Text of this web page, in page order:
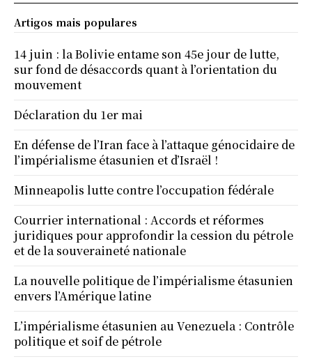
Artigos mais populares
14 juin : la Bolivie entame son 45e jour de lutte,
sur fond de désaccords quant à l’orientation du
mouvement
Déclaration du 1er mai
En défense de l’Iran face à l’attaque génocidaire de
l’impérialisme étasunien et d’Israël !
Minneapolis lutte contre l’occupation fédérale
Courrier international : Accords et réformes
juridiques pour approfondir la cession du pétrole
et de la souveraineté nationale
La nouvelle politique de l’impérialisme étasunien
envers l’Amérique latine
L’impérialisme étasunien au Venezuela : Contrôle
politique et soif de pétrole